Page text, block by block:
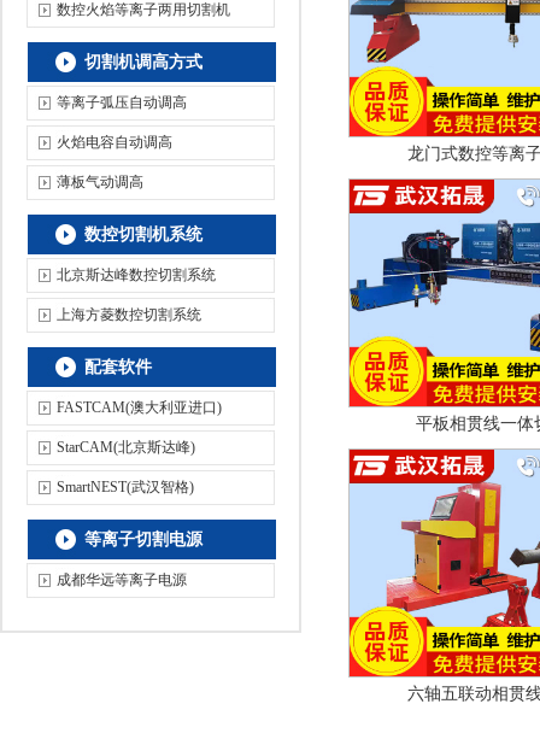
数控火焰等离子两用切割机
切割机调高方式
等离子弧压自动调高
火焰电容自动调高
薄板气动调高
数控切割机系统
北京斯达峰数控切割系统
上海方菱数控切割系统
配套软件
FASTCAM(澳大利亚进口)
StarCAM(北京斯达峰)
SmartNEST(武汉智格)
等离子切割电源
成都华远等离子电源
龙门式数控等离
平板相贯线一体
六轴五联动相贯